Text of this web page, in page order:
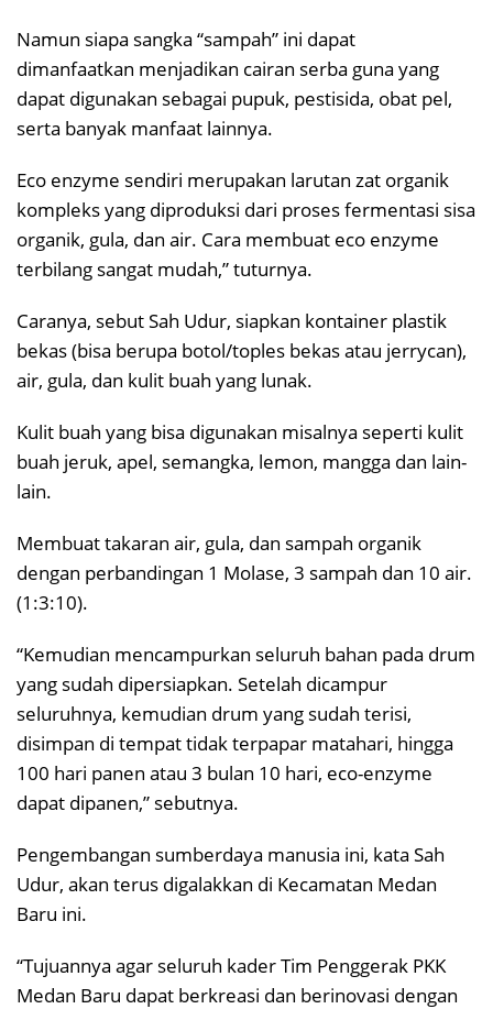
Namun siapa sangka “sampah” ini dapat
dimanfaatkan menjadikan cairan serba guna yang
dapat digunakan sebagai pupuk, pestisida, obat pel,
serta banyak manfaat lainnya.
Eco enzyme sendiri merupakan larutan zat organik
kompleks yang diproduksi dari proses fermentasi sisa
organik, gula, dan air. Cara membuat eco enzyme
terbilang sangat mudah,” tuturnya.
Caranya, sebut Sah Udur, siapkan kontainer plastik
bekas (bisa berupa botol/toples bekas atau jerrycan),
air, gula, dan kulit buah yang lunak.
Kulit buah yang bisa digunakan misalnya seperti kulit
buah jeruk, apel, semangka, lemon, mangga dan lain-
lain.
Membuat takaran air, gula, dan sampah organik
dengan perbandingan 1 Molase, 3 sampah dan 10 air.
(1:3:10).
“Kemudian mencampurkan seluruh bahan pada drum
yang sudah dipersiapkan. Setelah dicampur
seluruhnya, kemudian drum yang sudah terisi,
disimpan di tempat tidak terpapar matahari, hingga
100 hari panen atau 3 bulan 10 hari, eco-enzyme
dapat dipanen,” sebutnya.
Pengembangan sumberdaya manusia ini, kata Sah
Udur, akan terus digalakkan di Kecamatan Medan
Baru ini.
“Tujuannya agar seluruh kader Tim Penggerak PKK
Medan Baru dapat berkreasi dan berinovasi dengan